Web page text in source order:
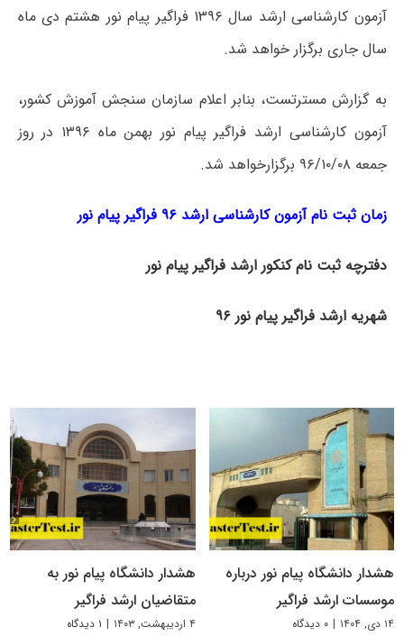
آزمون کارشناسی ارشد سال ۱۳۹۶ فراگیر پیام نور هشتم دی ماه
سال جاری برگزار خواهد شد.
به گزارش مسترتست، بنابر اعلام سازمان سنجش آموزش کشور،
آزمون کارشناسی ارشد فراگیر پیام نور بهمن ماه ۱۳۹۶ در روز
جمعه ۹۶/۱۰/۰۸ برگزارخواهد شد.
زمان ثبت نام آزمون کارشناسی ارشد ۹۶ فراگیر پیام نور
دفترچه ثبت نام کنکور ارشد فراگیر پیام نور
شهریه ارشد فراگیر پیام نور ۹۶
هشدار دانشگاه پیام نور درباره
موسسات ارشد فراگیر
۱۴ دی, ۱۴۰۴ | ۰ دیدگاه
هشدار دانشگاه پیام نور به
متقاضیان ارشد فراگیر
۴ اردیبهشت, ۱۴۰۳ | ۱ دیدگاه